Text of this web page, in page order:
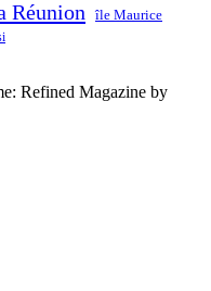
Réunion
île Maurice
Refined Magazine by